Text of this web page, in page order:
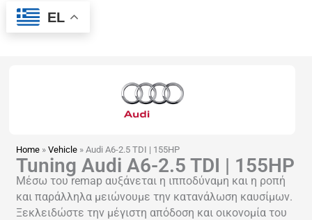
EL
Home »Vehicle »Audi A6-2.5 TDI | 155HP
Tuning Audi A6-2.5 TDI | 155HP
Μέσω του remap αυξάνεται η ιπποδύναμη και η ροπή
και παράλληλα μειώνουμε την κατανάλωση καυσίμων.
Ξεκλειδώστε την μέγιστη απόδοση και οικονομία του